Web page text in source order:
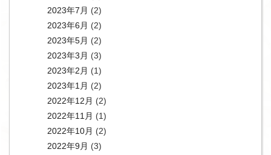
2023年7月 (2)
2023年6月 (2)
2023年5月 (2)
2023年3月 (3)
2023年2月 (1)
2023年1月 (2)
2022年12月 (2)
2022年11月 (1)
2022年10月 (2)
2022年9月 (3)